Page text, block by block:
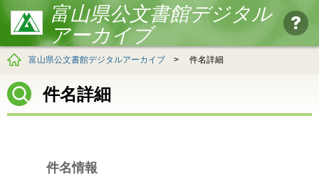
富山県公文書館デジタル
アーカイブ
富山県公文書館デジタルアーカイブ > 件名詳細
件名詳細
件名情報